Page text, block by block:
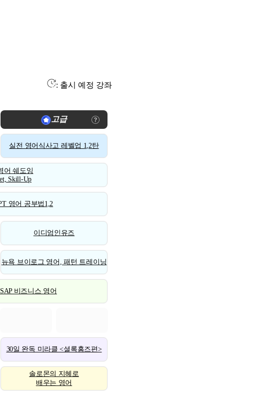
: 출시 예정 강좌
고급
실전 영어식사고 레벨업 1,2탄
어 쉐도잉
Skill-Up
영어 공부법1,2
이디엄인유즈
뉴욕 브이로그 영어, 패턴 트레이닝
비즈니스 영어
30일 완독 미라클 <셜록홈즈편>
솔로몬의 지혜로
배우는 영어